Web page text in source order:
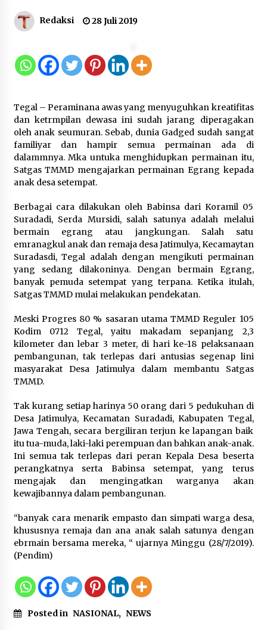
Kejari Kota Tangerang Bongkar
Korupsi Rp5,49 Miliar: Sewa Pesawat
6 Agustus 2026
Dukung Ekosistem Kendaraan
Listrik, Wapres Dorong Link and
Match Pendidikan–Industri
5 Agustus 2026
Marak Kecelakaan Kapal, Puan
Soroti Minimnya Faktor Keamanan
Transportasi Laut
5 Agustus 2026
Di Forum Internasional Majelis
Persaudaraan Manusia, Megawati
Soekarnoputri Tegaskan
Kepemimpinan Perempuan Bukan
Dominasi, Tapi Merawat Dan
Merangkul
5 Agustus 2026
Pengabdiannya Masih Dirasakan
Masyarakat
5 Agustus 2026
Respons Cepat Aduan Warga, Wali
Kota Serang Bantu Bedah Rumah
Roboh Korban Bencana, Salurkan
5 Agustus 2026
Pemenang Sayembara Logo HUT ke-
19 Kota Serang
Redaksi 28 Juli 2019
Tegal – Peraminana awas yang menyuguhkan kreatifitas
dan ketrmpilan dewasa ini sudah jarang diperagakan
oleh anak seumuran. Sebab, dunia Gadged sudah sangat
familiyar dan hampir semua permainan ada di
dalammnya. Mka untuka menghidupkan permainan itu,
Satgas TMMD mengajarkan permainan Egrang kepada
anak desa setempat.
Berbagai cara dilakukan oleh Babinsa dari Koramil 05
Suradadi, Serda Mursidi, salah satunya adalah melalui
bermain egrang atau jangkungan. Salah satu
emranagkul anak dan remaja desa Jatimulya, Kecamaytan
Suradasdi, Tegal adalah dengan mengikuti permainan
yang sedang dilakoninya. Dengan bermain Egrang,
banyak pemuda setempat yang terpana. Ketika itulah,
Satgas TMMD mulai melakukan pendekatan.
Meski Progres 80 % sasaran utama TMMD Reguler 105
Kodim 0712 Tegal, yaitu makadam sepanjang 2,3
kilometer dan lebar 3 meter, di hari ke-18 pelaksanaan
pembangunan, tak terlepas dari antusias segenap lini
masyarakat Desa Jatimulya dalam membantu Satgas
TMMD.
Tak kurang setiap harinya 50 orang dari 5 pedukuhan di
Desa Jatimulya, Kecamatan Suradadi, Kabupaten Tegal,
Jawa Tengah, secara bergiliran terjun ke lapangan baik
itu tua-muda, laki-laki perempuan dan bahkan anak-anak.
Ini semua tak terlepas dari peran Kepala Desa beserta
perangkatnya serta Babinsa setempat, yang terus
mengajak dan mengingatkan warganya akan
kewajibannya dalam pembangunan.
“banyak cara menarik empasto dan simpati warga desa,
khususnya remaja dan ana anak salah satunya dengan
ebrmain bersama mereka, “ ujarnya Minggu (28/7/2019).
(Pendim)
Posted in NASIONAL, NEWS